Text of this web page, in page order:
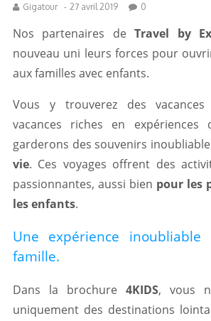
Gigatour - 27 avril 2019 0
Nos partenaires deTravel by
nouveau uni leurs forces pour
aux familles avec enfants.
Vous y trouverez des
vacances riches en expériences
garderons des souvenirs
vie. Ces voyages offrent des
passionnantes, aussi bien pour les
les enfants.
Une expérience
famille.
Dans la brochure 4KIDS, vous
uniquement des destinations